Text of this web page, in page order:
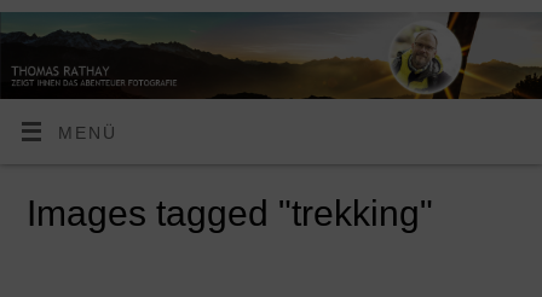
MENÜ
Images tagged "trekking"